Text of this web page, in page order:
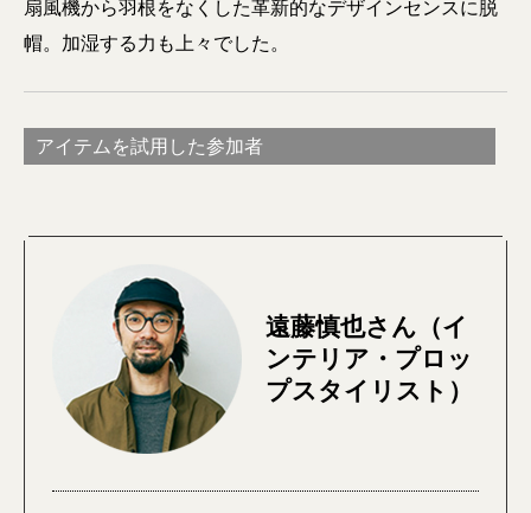
扇風機から羽根をなくした革新的なデザインセンスに脱
帽。加湿する力も上々でした。
アイテムを試用した参加者
遠藤慎也さん（イ
ンテリア・プロッ
プスタイリスト）